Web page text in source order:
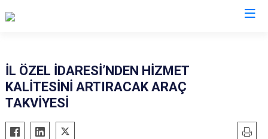
İL ÖZEL İDARESİ’NDEN HİZMET
KALİTESİNİ ARTIRACAK ARAÇ
TAKVİYESİ